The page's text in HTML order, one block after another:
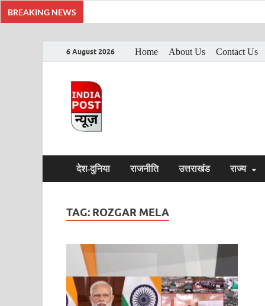
BREAKING NEWS
6 August 2026 Home About Us Contact Us
देश-दुनिया राजनीति उत्तराखंड राज्य
TAG: ROZGAR MELA